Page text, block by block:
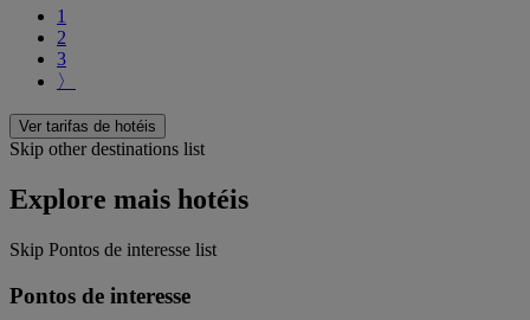
1
2
3
〉
Ver tarifas de hotéis
Skip other destinations list
Explore mais hotéis
Skip Pontos de interesse list
Pontos de interesse